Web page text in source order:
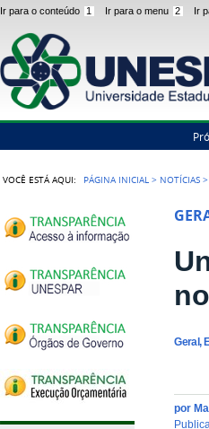
Ir para o conteúdo 1 Ir para o menu 2 Ir
VOCÊ ESTÁ AQUI: PÁGINA INICIAL > NOTÍCIAS >
Geral,
por